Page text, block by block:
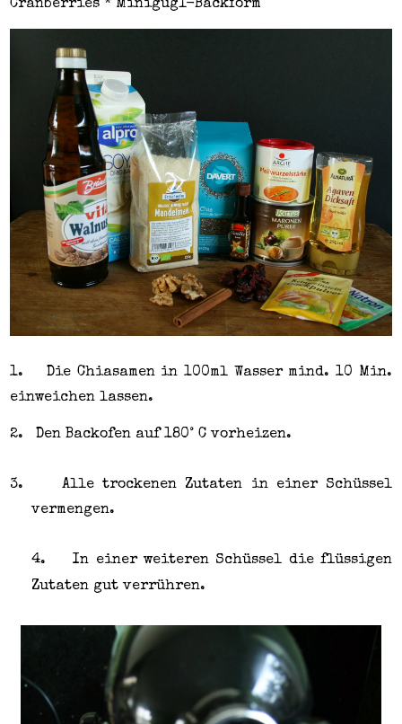
Cranberries * Minigugl-Backform
1.
Die Chiasamen in 100ml Wasser mind. 10 Min.
einweichen lassen.
2. Den Backofen auf 180° C vorheizen.
3.
Alle trockenen Zutaten in einer Schüssel
vermengen.
4.
In einer weiteren Schüssel die flüssigen
Zutaten gut verrühren.